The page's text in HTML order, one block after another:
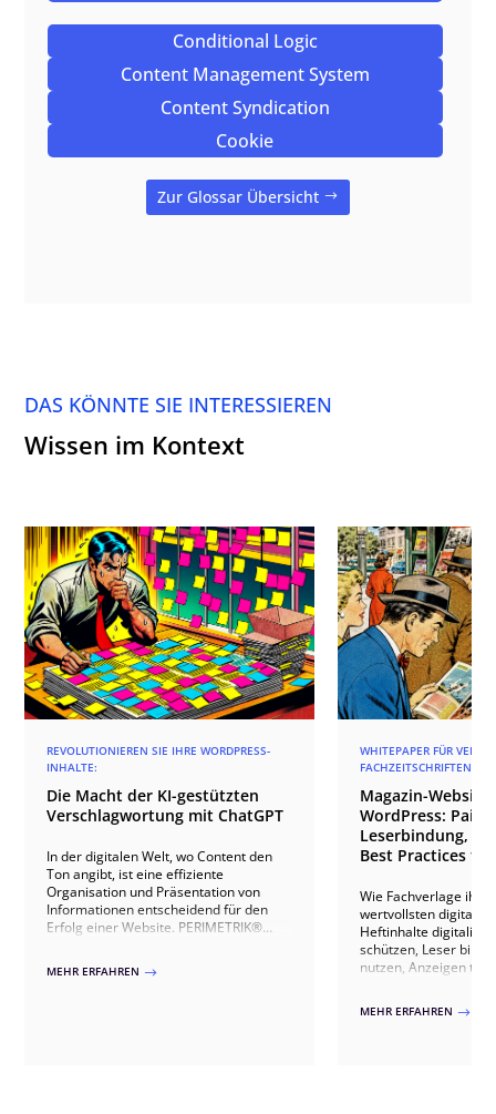
Conditional Logic
Content Management System
Content Syndication
Cookie
Zur Glossar Übersicht
DAS KÖNNTE SIE INTERESSIEREN
Wissen im Kontext
REVOLUTIONIEREN SIE IHRE WORDPRESS-
INHALTE:
Die Macht der KI-gestützten
Verschlagwortung mit ChatGPT
In der digitalen Welt, wo Content den
Ton angibt, ist eine effiziente
Organisation und Präsentation von
Informationen entscheidend für den
Erfolg einer Website. PERIMETRIK®
Inhaltsverwaltung. Unsere Methode
MEHR ERFAHREN $
WHITEPAPER FÜR
FACHZEITSCHRIFTEN
Magazin-
WordPress: Paid
Leserbindung,
Best Practices für
Wie Fachverlage ihre
wertvollsten digitalen
Heftinhalte
schützen, Leser
nutzen, Anzeigen
20+ Verlagsprojekten.
MEHR ERFAHREN $